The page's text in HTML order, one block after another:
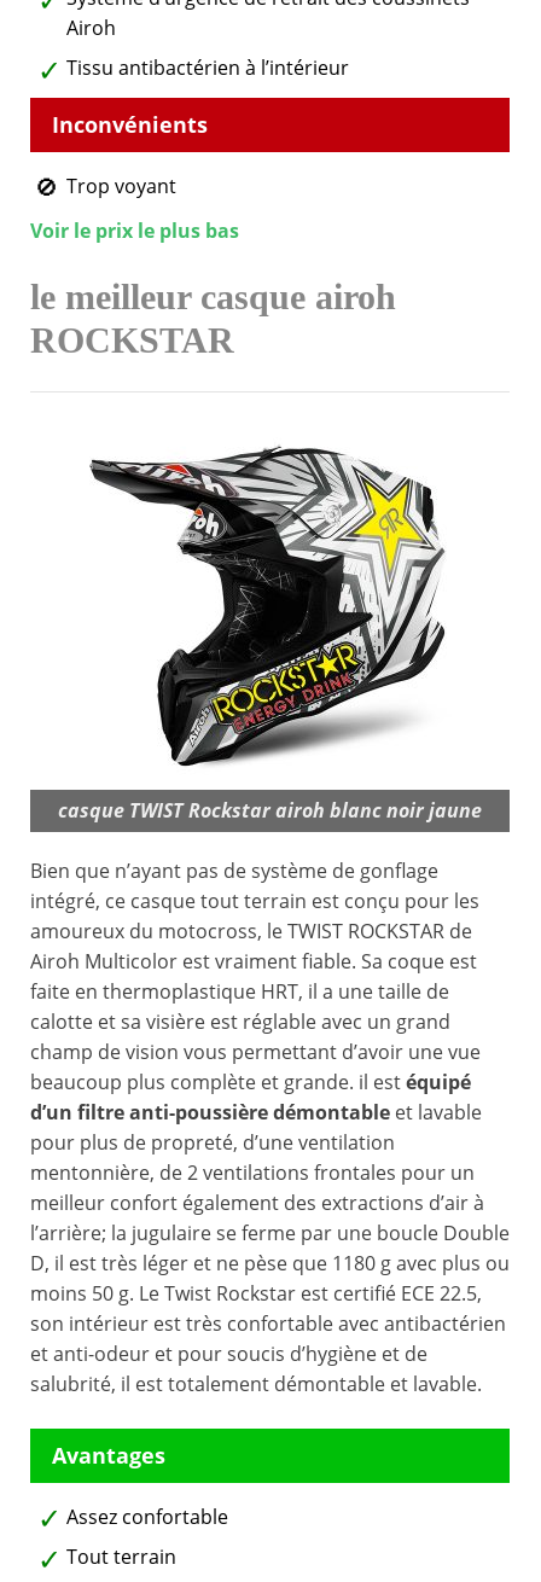
Airoh
Tissu antibactérien à l’intérieur
Trop voyant
Voir le prix le plus bas
le meilleur casque airoh
ROCKSTAR
casque TWIST Rockstar airoh blanc noir jaune
Bien que n’ayant pas de système de gonflage
intégré, ce casque tout terrain est conçu pour les
amoureux du motocross, le TWIST ROCKSTAR de
Airoh Multicolor est vraiment fiable. Sa coque est
faite en thermoplastique HRT, il a une taille de
calotte et sa visière est réglable avec un grand
champ de vision vous permettant d’avoir une vue
beaucoup plus complète et grande. il estéquipé
d’un filtre anti-poussière démontable et lavable
pour plus de propreté, d’une ventilation
mentonnière, de 2 ventilations frontales pour un
meilleur confort également des extractions d’air à
l’arrière; la jugulaire se ferme par une boucle Double
D, il est très léger et ne pèse que 1180 g avec plus ou
moins 50 g. Le Twist Rockstar est certifié ECE 22.5,
son intérieur est très confortable avec antibactérien
et anti-odeur et pour soucis d’hygiène et de
salubrité, il est totalement démontable et lavable.
Assez confortable
Tout terrain